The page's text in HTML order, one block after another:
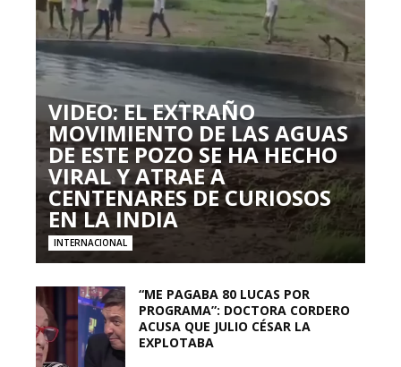
VIDEO: EL EXTRAÑO
MOVIMIENTO DE LAS AGUAS
DE ESTE POZO SE HA HECHO
VIRAL Y ATRAE A
CENTENARES DE CURIOSOS
EN LA INDIA
INTERNACIONAL
“ME PAGABA 80 LUCAS POR
PROGRAMA”: DOCTORA CORDERO
ACUSA QUE JULIO CÉSAR LA
EXPLOTABA